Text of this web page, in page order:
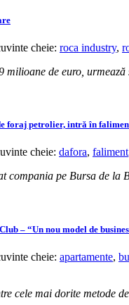
cheie: roca industry,
de euro,
foraj petrolier, intră în
cheie: dafora, faliment
compania pe Bursa de la
– “Un nou model de
cheie: apartamente,
cele mai dorite metode